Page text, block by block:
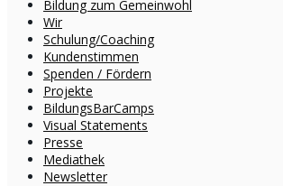
Bildung zum Gemeinwohl
Wir
Schulung/Coaching
Kundenstimmen
Spenden / Fördern
Projekte
BildungsBarCamps
Visual Statements
Presse
Mediathek
Newsletter